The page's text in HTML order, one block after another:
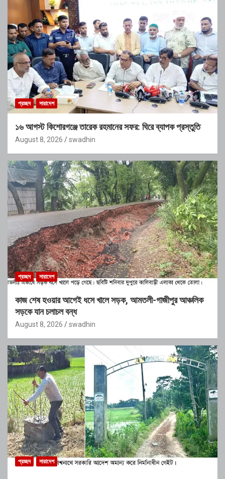
প্রচ্ছদ সারাদেশ
১৬ আগস্ট কিশোরগঞ্জে তারেক রহমানের সফর: ঘিরে ব্যাপক প্রস্তুতি
August 8, 2026 swadhin
প্রচ্ছদ সারাদেশ
কাজ শেষ হওয়ার আগেই ধসে খালে সড়ক, আমতলী-গাজীপুর আঞ্চলিক
সড়কে যান চলাচল বন্ধ
August 8, 2026 swadhin
প্রচ্ছদ সারাদেশ